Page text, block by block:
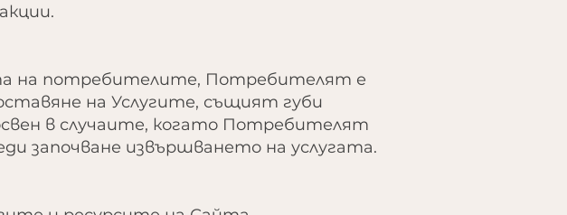
на потребителите, Потребителят е
на Услугите, същият губи
в случаите, когато Потребителят
започване извършването на услугата.